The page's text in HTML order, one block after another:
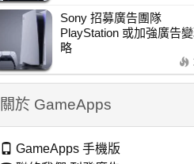
Sony 招募廣告團隊
PlayStation 或加強廣告
略
關於 GameApps
GameApps 手機版